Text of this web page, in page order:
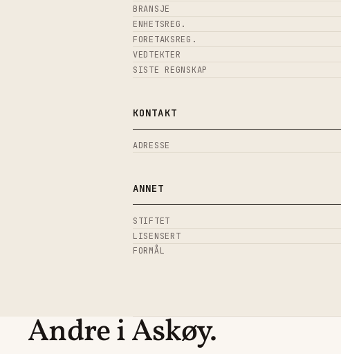
BRANSJE
ENHETSREG.
FORETAKSREG.
VEDTEKTER
SISTE REGNSKAP
KONTAKT
ADRESSE
ANNET
STIFTET
LISENSERT
FORMÅL
Andre i Askøy.